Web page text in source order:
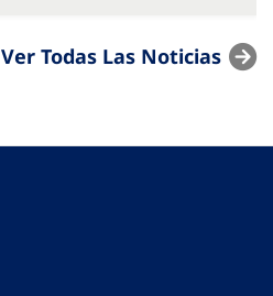
Ver Todas Las Noticias